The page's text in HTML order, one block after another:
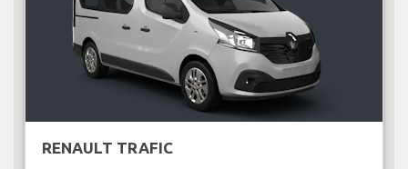
RENAULT TRAFIC